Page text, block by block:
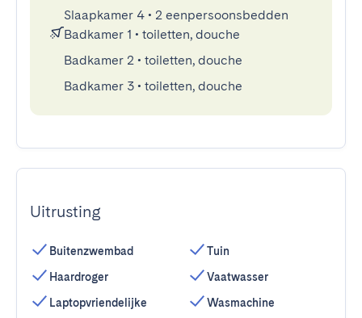
Slaapkamer 4 • 2 eenpersoonsbedden
Badkamer 1 • toiletten, douche
Badkamer 2 • toiletten, douche
Badkamer 3 • toiletten, douche
Uitrusting
Buitenzwembad
Haardroger
Laptopvriendelijke
Tuin
Vaatwasser
Wasmachine